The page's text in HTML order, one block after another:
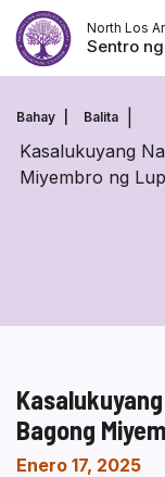
Skip
to
content
North Los
Sentro
Bahay Balita
Kasalukuyang
Miyembro ng
Bagong
Enero 17, 2025